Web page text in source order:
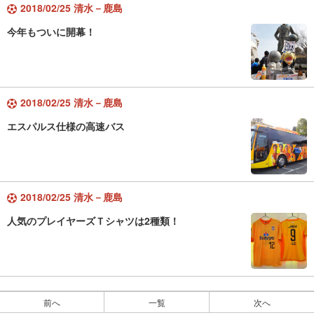
2018/02/25 清水－鹿島
今年もついに開幕！
2018/02/25 清水－鹿島
エスパルス仕様の高速バス
2018/02/25 清水－鹿島
人気のプレイヤーズＴシャツは2種類！
前へ 一覧 次へ